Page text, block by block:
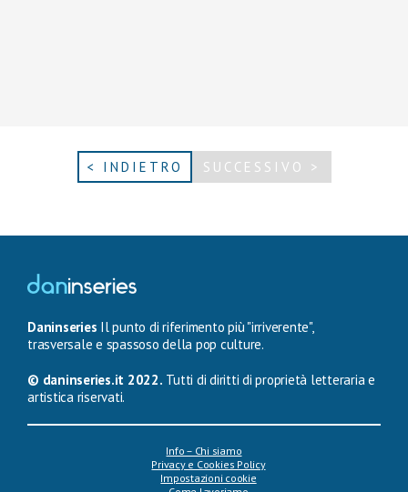
< INDIETRO SUCCESSIVO >
Daninseries Il punto di riferimento più "irriverente",
trasversale e spassoso della pop culture.
© daninseries.it 2022. Tutti di diritti di proprietà letteraria e
artistica riservati.
Info – Chi siamo
Privacy e Cookies Policy
Impostazioni cookie